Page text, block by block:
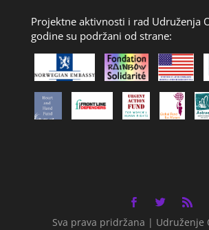
Projektne aktivnosti i rad Udruženja
godine su podržani od strane:
Sva prava pridržana | Udruženje